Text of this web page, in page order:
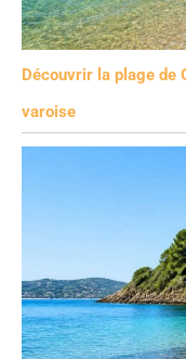
Découvrir la plage de
varoise